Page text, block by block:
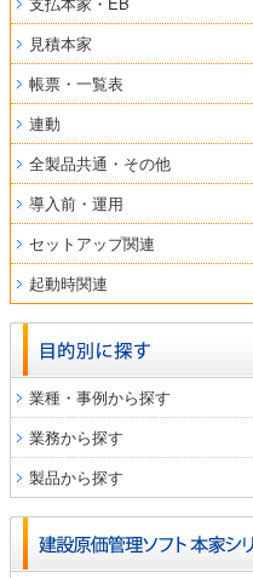
見積本家
帳票・一覧表
連動
全製品共通・その他
導入前・運用
セットアップ関連
起動時関連
業種・事例から探す
業務から探す
製品から探す